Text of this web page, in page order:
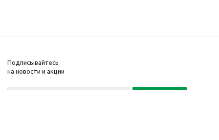
Подписывайтесь
на новости и акции